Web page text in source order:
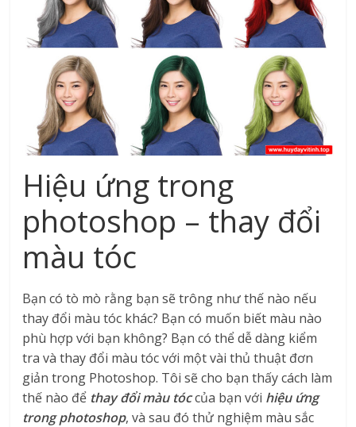
Hiệu ứng trong
photoshop – thay đổi
màu tóc
Bạn có tò mò rằng bạn sẽ trông như thế nào nếu
thay đổi màu tóc khác? Bạn có muốn biết màu nào
phù hợp với bạn không? Bạn có thể dễ dàng kiểm
tra và thay đổi màu tóc với một vài thủ thuật đơn
giản trong Photoshop. Tôi sẽ cho bạn thấy cách làm
thế nào để thay đổi màu tóccủa bạn với hiệu ứng
trong photoshop, và sau đó thử nghiệm màu sắc